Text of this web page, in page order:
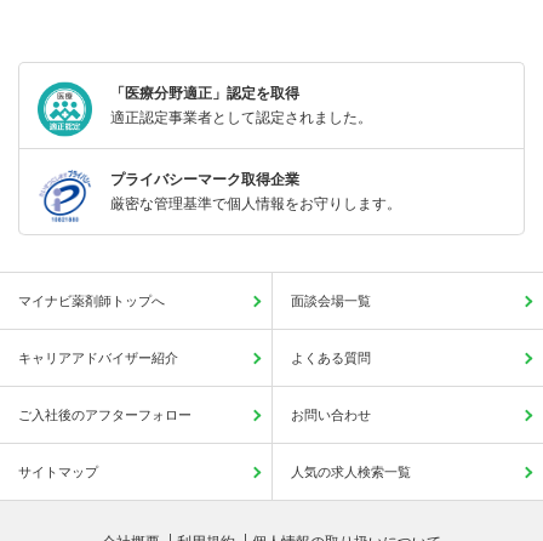
「医療分野適正」認定を取得
適正認定事業者として認定されました。
プライバシーマーク取得企業
厳密な管理基準で個人情報をお守りします。
マイナビ薬剤師トップへ 面談会場一覧
キャリアアドバイザー紹介 よくある質問
ご入社後のアフターフォロー お問い合わせ
サイトマップ 人気の求人検索一覧